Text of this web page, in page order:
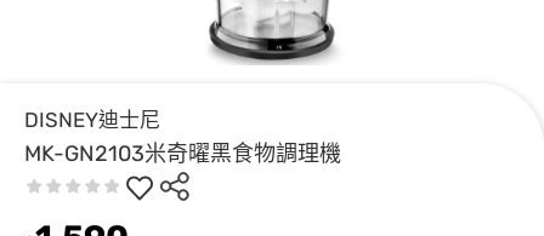
DISNEY迪士尼
MK-GN2103米奇曜黑食物調理機